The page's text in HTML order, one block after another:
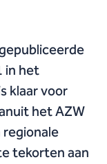
in het
klaar voor
het AZW
tekorten aan